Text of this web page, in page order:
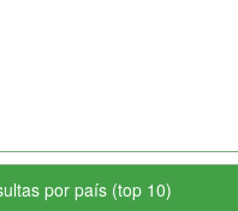
por país (top 10)